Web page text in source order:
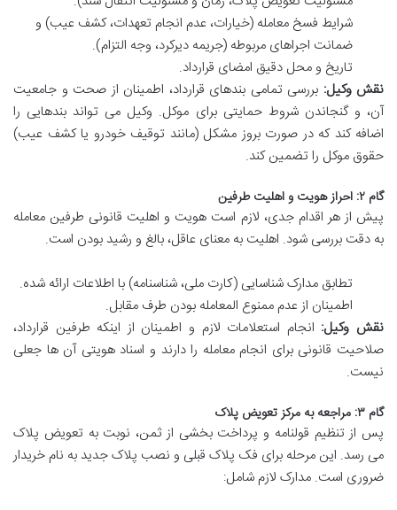
شرایط فسخ معامله (خیارات، عدم انجام تعهدات، کشف عیب) و
ضمانت اجراهای مربوطه (جریمه دیرکرد، وجه التزام).
تاریخ و محل دقیق امضای قرارداد.
نقش وکیل: بررسی تمامی بندهای قرارداد، اطمینان از صحت و جامعیت
آن، و گنجاندن شروط حمایتی برای موکل. وکیل می تواند بندهایی را
اضافه کند که در صورت بروز مشکل (مانند توقیف خودرو یا کشف عیب)
حقوق موکل را تضمین کند.
گام ۲: احراز هویت و اهلیت طرفین
پیش از هر اقدام جدی، لازم است هویت و اهلیت قانونی طرفین معامله
به دقت بررسی شود. اهلیت به معنای عاقل، بالغ و رشید بودن است.
تطابق مدارک شناسایی (کارت ملی، شناسنامه) با اطلاعات ارائه شده.
اطمینان از عدم ممنوع المعامله بودن طرف مقابل.
نقش وکیل: انجام استعلامات لازم و اطمینان از اینکه طرفین قرارداد،
صلاحیت قانونی برای انجام معامله را دارند و اسناد هویتی آن ها جعلی
نیست.
گام ۳: مراجعه به مرکز تعویض پلاک
پس از تنظیم قولنامه و پرداخت بخشی از ثمن، نوبت به تعویض پلاک
می رسد. این مرحله برای فک پلاک قبلی و نصب پلاک جدید به نام خریدار
ضروری است. مدارک لازم شامل: